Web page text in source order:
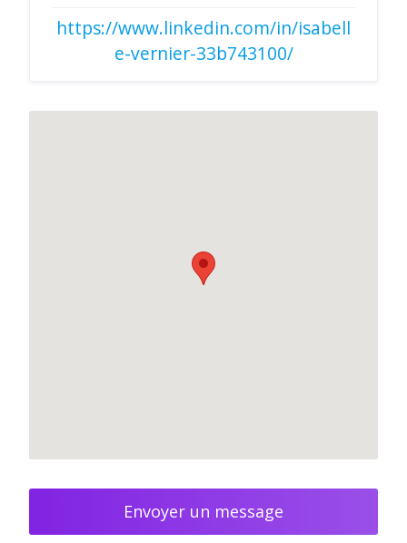
https://www.linkedin.com/in/isabell
e-vernier-33b743100/
Envoyer un message